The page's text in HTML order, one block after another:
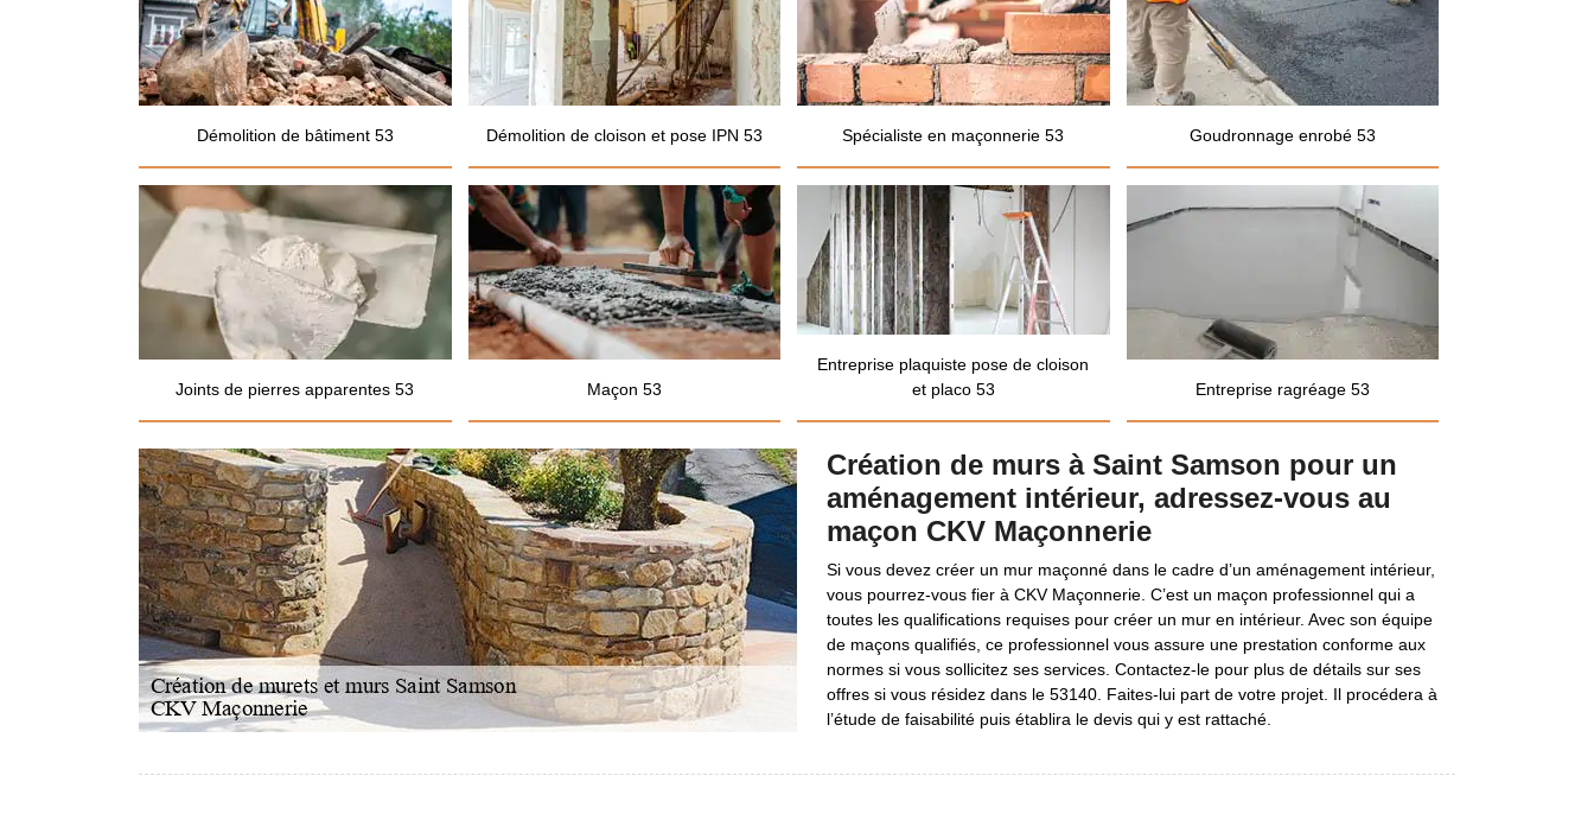
Démolition de bâtiment 53 Démolition de cloison et pose IPN 53 Spécialiste en maçonnerie 53 Goudronnage enrobé 53
Joints de pierres apparentes 53 Maçon 53
Entreprise plaquiste pose de cloison
et placo 53
Entreprise ragréage 53
Création de murs à Saint Samson pour un
aménagement intérieur, adressez-vous au
maçon CKV Maçonnerie
Si vous devez créer un mur maçonné dans le cadre d’un aménagement intérieur,
vous pourrez-vous fier à CKV Maçonnerie. C’est un maçon professionnel qui a
toutes les qualifications requises pour créer un mur en intérieur. Avec son équipe
de maçons qualifiés, ce professionnel vous assure une prestation conforme aux
normes si vous sollicitez ses services. Contactez-le pour plus de détails sur ses
offres si vous résidez dans le 53140. Faites-lui part de votre projet. Il procédera à
l’étude de faisabilité puis établira le devis qui y est rattaché.